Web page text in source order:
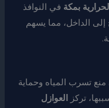
بمكة في النوافذ
إلى الداخل، مما يسهم
تسرب المياه وحماية
تركز
العوازل